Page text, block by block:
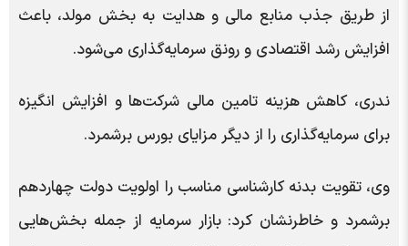
از طریق جذب منابع مالی و هدایت به بخش مولد، باعث
افزایش رشد اقتصادی و رونق سرمایه‌گذاری می‌شود.
ندری، کاهش هزینه تامین مالی شرکت‌ها و افزایش انگیزه
برای سرمایه‌گذاری را از دیگر مزایای بورس برشمرد.
وی، تقویت بدنه کارشناسی مناسب را اولویت دولت چهاردهم
برشمرد و خاطرنشان کرد: بازار سرمایه از جمله بخش‌هایی